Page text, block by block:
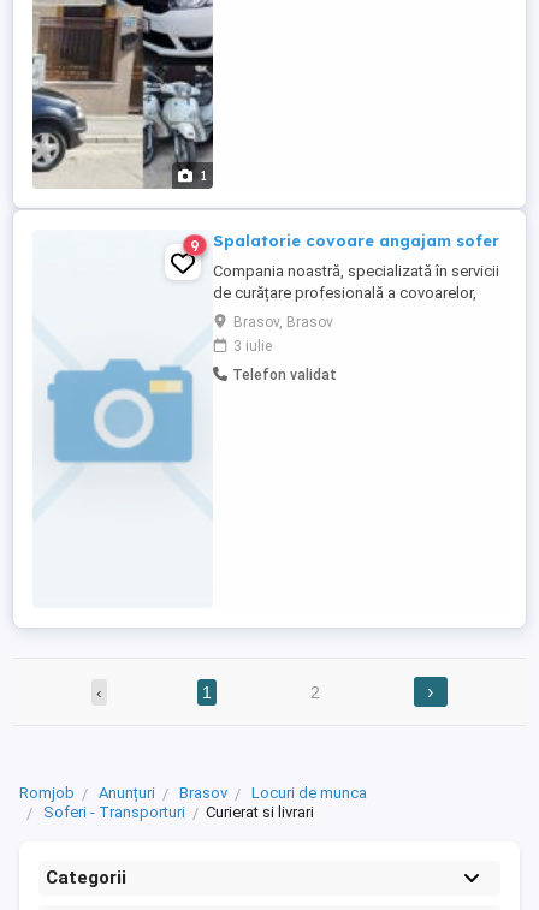
1
9 Spalatorie covoare angajam sofer
Compania noastră, specializată în servicii
de curățare profesională a covoarelor,
caută un Sofer dedicat și responsabil
pentru a se alătura echipei noastre.
Candidatul ideal va avea experiență în
conducerea autovehiculelor și va fi
Brasov, Brasov
3 iulie
Telefon validat
‹ 1 2 ›
Romjob Anunțuri Brasov
Locuri de munca
Soferi - Transporturi
Curierat si livrari
Categorii